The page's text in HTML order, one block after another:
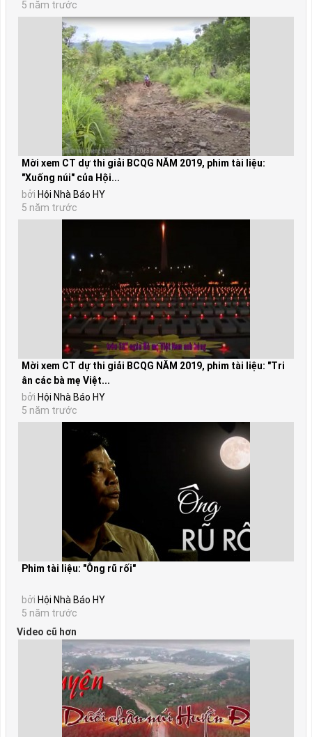
5 năm trước
Mời xem CT dự thi giải BCQG NĂM 2019, phim tài liệu:
"Xuống núi" của Hội...
bởi Hội Nhà Báo HY
5 năm trước
Mời xem CT dự thi giải BCQG NĂM 2019, phim tài liệu: "Tri
ân các bà mẹ Việt...
bởi Hội Nhà Báo HY
5 năm trước
Phim tài liệu: "Ông rũ rối"
bởi Hội Nhà Báo HY
5 năm trước
Video cũ hơn